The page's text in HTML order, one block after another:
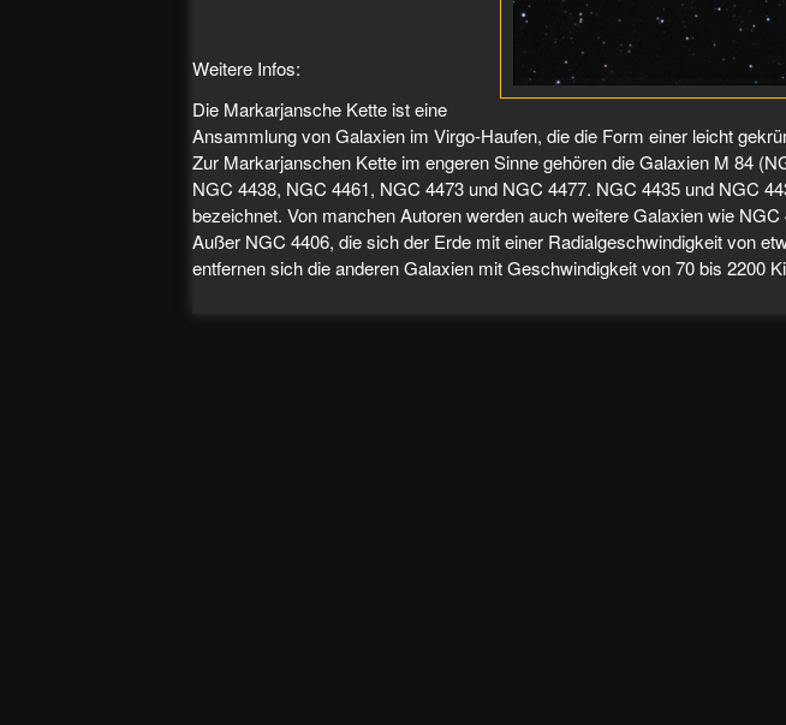
Weitere Infos:
Die Markarjansche Kette ist eine
Ansammlung von Galaxien im Virgo-Haufen, die die Form einer leicht
Zur Markarjanschen Kette im engeren Sinne gehören die Galaxien M 84
NGC 4438, NGC 4461, NGC 4473 und NGC 4477. NGC 4435 und NGC
bezeichnet. Von manchen Autoren werden auch weitere Galaxien wie
Außer NGC 4406, die sich der Erde mit einer Radialgeschwindigkeit von
entfernen sich die anderen Galaxien mit Geschwindigkeit von 70 bis 2200